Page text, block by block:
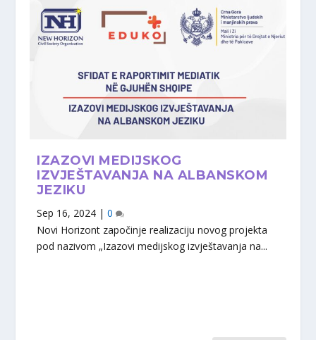
IZAZOVI MEDIJSKOG
IZVJEŠTAVANJA NA ALBANSKOM
JEZIKU
Sep 16, 2024 |0
Novi Horizont započinje realizaciju novog projekta
pod nazivom „Izazovi medijskog izvještavanja na...